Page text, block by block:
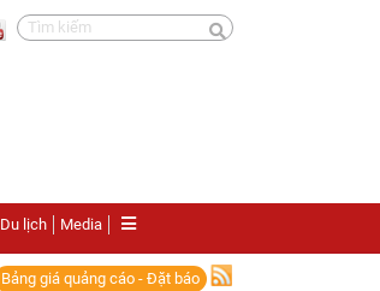
Du lịch Media
Bảng giá quảng cáo - Đặt báo